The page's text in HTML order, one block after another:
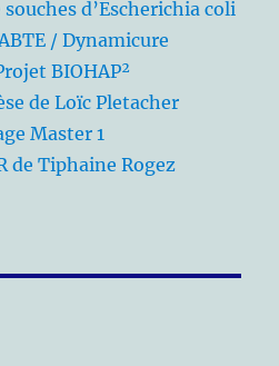
d’Escherichia coli
/ Dynamicure
BIOHAP²
de Loïc Pletacher
Master 1
de Tiphaine Rogez